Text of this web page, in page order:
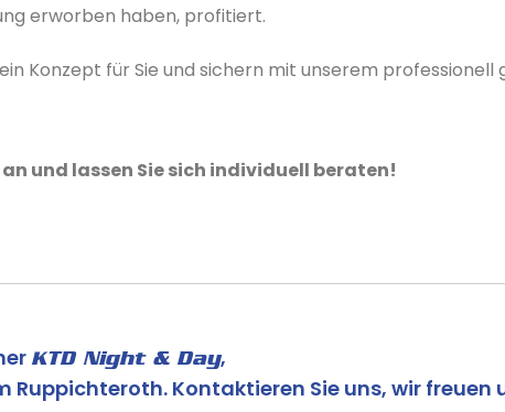
erworben haben, profitiert.
Konzept für Sie und sichern mit unserem professionell
an und lassen Sie sich individuell beraten!
KTD Night & Day,
Kontaktieren Sie uns, wir freuen